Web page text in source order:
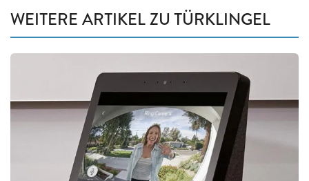
WEITERE ARTIKEL ZU TÜRKLINGEL